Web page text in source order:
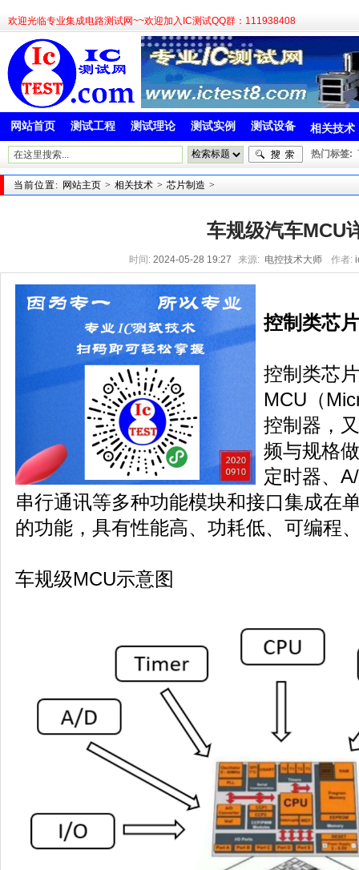
欢迎光临专业集成电路测试网~~欢迎加入IC测试QQ群：111938408
网站首页 测试工程 测试理论 测试实例 测试设备 相关技术
热门标签:
当前位置: 网站主页 > 相关技术 > 芯片制造 >
车规级汽车MCU
时间: 2024-05-28 19:27 来源: 电控技术大师 作者:
控制类芯
控制类芯
MCU（
控制器，
频与规格
定时器、
串行通讯等多种功能模块和接口集成在
的功能，具有性能高、功耗低、可编程
车规级MCU示意图